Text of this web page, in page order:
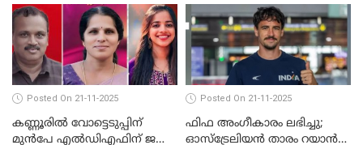
പ്രഖ്യാപിച്ചു
Posted On 21-11-2025
കണ്ണൂരിൽ വോട്ടെടുപ്പിന്
മുൻപേ എൽഡിഎഫിന് ജയം;
Posted On 21-11-2025
ഫിഫ അംഗീകാരം ലഭിച്ചു;
ഓസ്‌ട്രേലിയന്‍ താരം റയാന്‍